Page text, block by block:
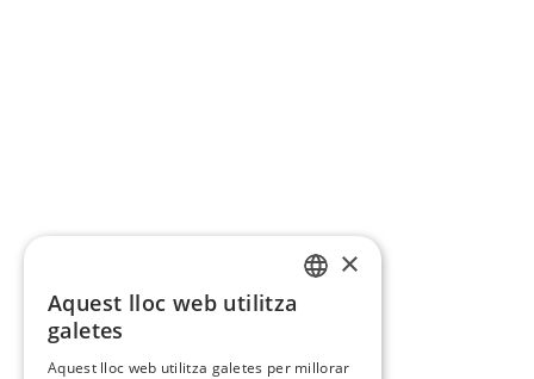
×
Aquest lloc web utilitza
galetes
Aquest lloc web utilitza galetes per millorar